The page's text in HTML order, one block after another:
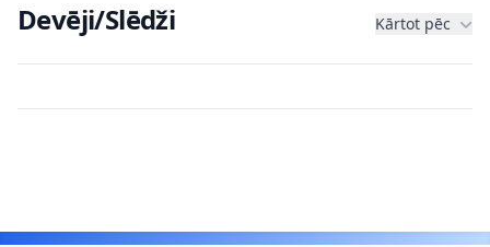
Devēji/Slēdži Kārtot pēc